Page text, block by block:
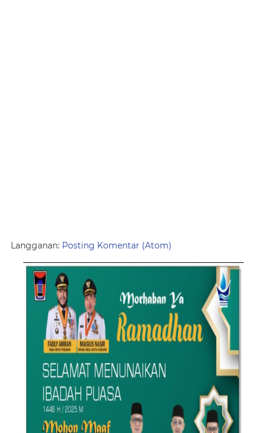
Langganan: Posting Komentar (Atom)